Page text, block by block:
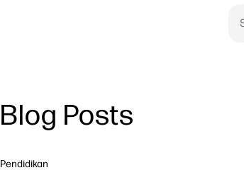
Blog Posts
Pendidikan